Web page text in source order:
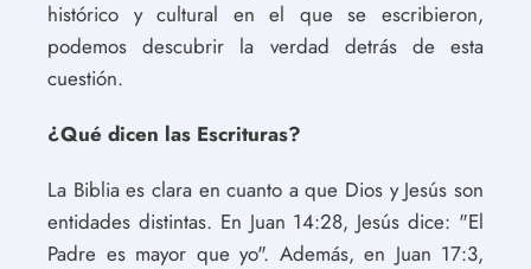
histórico y cultural en el que se escribieron,
podemos descubrir la verdad detrás de esta
cuestión.
¿Qué dicen las Escrituras?
La Biblia es clara en cuanto a que Dios y Jesús son
entidades distintas. En Juan 14:28, Jesús dice: "El
Padre es mayor que yo". Además, en Juan 17:3,